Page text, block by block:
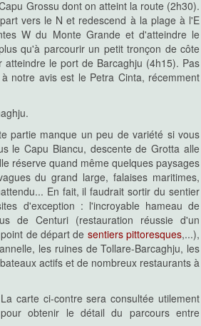
Grossu dont on atteint la route (2h30).
vers le N et redescend à la plage à l'E
W du Monte Grande et d'atteindre le
qu'à parcourir un petit tronçon de côte
le port de Barcaghju (4h15). Pas
notre avis est le Petra Cinta, récemment
partie manque un peu de variété si vous
le Capu Biancu, descente de Grotta alle
réserve quand même quelques paysages
du grand large, falaises maritimes,
En fait, il faudrait sortir du sentier
d'exception : l'incroyable hameau de
de Centuri (restauration réussie d'un
de départ de sentiers pittoresques,...),
les ruines de Tollare-Barcaghju, les
actifs et de nombreux restaurants à
La carte ci-contre sera consultée utilement
pour obtenir le détail du parcours entre